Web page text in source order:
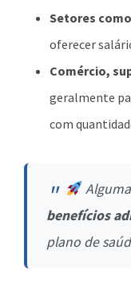
Setores
oferecer
Comércio,
geralmente
com
benefícios
plano de